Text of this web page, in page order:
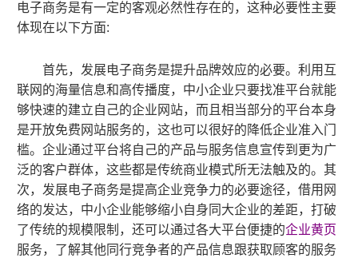
电子商务是有一定的客观必然性存在的， 这种必要性主要
体现在以下方面:
首先， 发展电子商务是提升品牌效应的必要。利用互
联网的海量信息和高传播度，中小企业只要找准平台就能
够快速的建立自己的企业网站，而且相当部分的平台本身
是开放免费网站服务的，这也可以很好的降低企业准入门
槛。企业通过平台将自己的产品与服务信息宣传到 更为广
泛的客户群体， 这些都是传统商业模式所无法触及的。其
次， 发展电子商务是提高企业竞争力的必要途径， 借用网
络的发达，中小企业能够缩小自身同大企业的差距， 打破
了传统的规模限制 ， 还可以通过各大平台便捷的企业黄页
服务， 了解其他同行竞争者的产品信息跟获取顾客的服务